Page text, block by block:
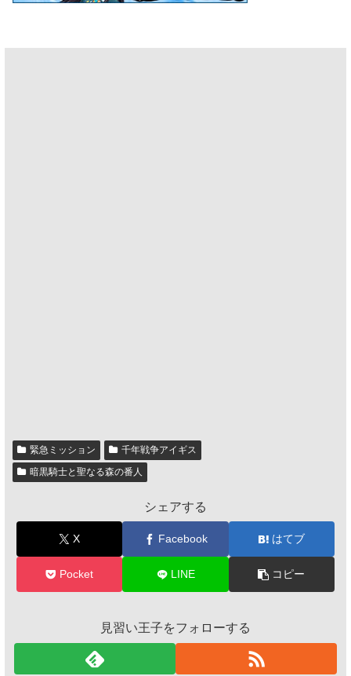
緊急ミッション
千年戦争アイギス
暗黒騎士と聖なる森の番人
シェアする
X Facebook はてブ
Pocket LINE コピー
見習い王子をフォローする